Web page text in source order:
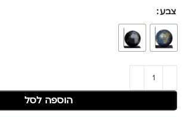
צבע
הוספה לסל